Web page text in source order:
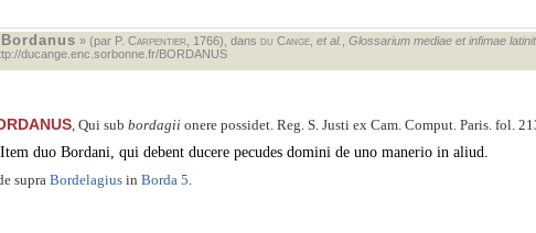
Bordanus » (par P. Carpentier , 1766), dans du Cange, et al. Glossarium mediae et infimae
ducange.enc.sorbonne.fr/BORDANUS
, Qui sub bordagii onere possidet. Reg. S. Justi ex Cam. Comput. Paris. fol.
Item duo Bordani, qui debent ducere pecudes domini de uno manerio in aliud.
supra Bordelagiusin Borda 5.